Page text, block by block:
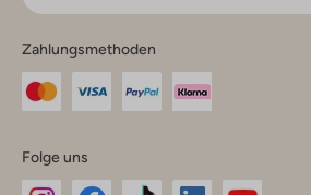
Zahlungsmethoden
Folge uns